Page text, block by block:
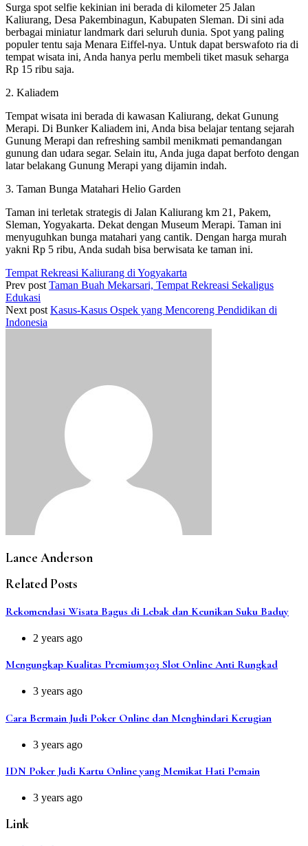
Surga spot selfie kekinian ini berada di kilometer 25 Jalan
Kaliurang, Desa Pakembinagun, Kabupaten Sleman. Di sini ada
berbagai miniatur landmark dari seluruh dunia. Spot yang paling
populer tentu saja Menara Eiffel-nya. Untuk dapat berswafoto ria di
tempat wisata ini, Anda hanya perlu membeli tiket masuk seharga
Rp 15 ribu saja.
2. Kaliadem
Tempat wisata ini berada di kawasan Kaliurang, dekat Gunung
Merapi. Di Bunker Kaliadem ini, Anda bisa belajar tentang sejarah
Gunung Merapi dan refreshing sambil menikmati pemandangan
gunung dan udara segar. Selain itu, Anda juga dapat berfoto dengan
latar belakang Gunung Merapi yang dijamin indah.
3. Taman Bunga Matahari Helio Garden
Taman ini terletak strategis di Jalan Kaliurang km 21, Pakem,
Sleman, Yogyakarta. Dekat dengan Museum Merapi. Taman ini
menyuguhkan bunga matahari yang cantik. Dengan harga murah
yakni Rp 5 ribu, Anda sudah bisa berwisata ke taman ini.
Tempat Rekreasi Kaliurang di Yogyakarta
Prev post Taman Buah Mekarsari, Tempat Rekreasi Sekaligus
Edukasi
Next post Kasus-Kasus Ospek yang Mencoreng Pendidikan di
Indonesia
Lance Anderson
Related Posts
Rekomendasi Wisata Bagus di Lebak dan Keunikan Suku Baduy
2 years ago
Mengungkap Kualitas Premium303 Slot Online Anti Rungkad
3 years ago
Cara Bermain Judi Poker Online dan Menghindari Kerugian
3 years ago
IDN Poker Judi Kartu Online yang Memikat Hati Pemain
3 years ago
Link